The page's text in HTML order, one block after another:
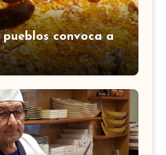
convoca a